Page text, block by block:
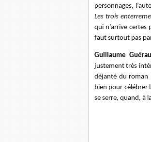
personnages,
Les trois
qui n’arrive
faut surtout pas
Guillaume
justement très
déjanté du roman
bien pour célébrer
se serre, quand, à